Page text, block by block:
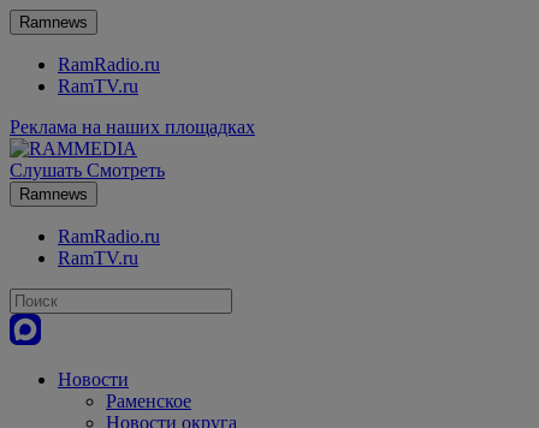
Ramnews
RamRadio.ru
RamTV.ru
Реклама на наших площадках
Слушать Смотреть
Ramnews
RamRadio.ru
RamTV.ru
Новости
Раменское
Новости округа